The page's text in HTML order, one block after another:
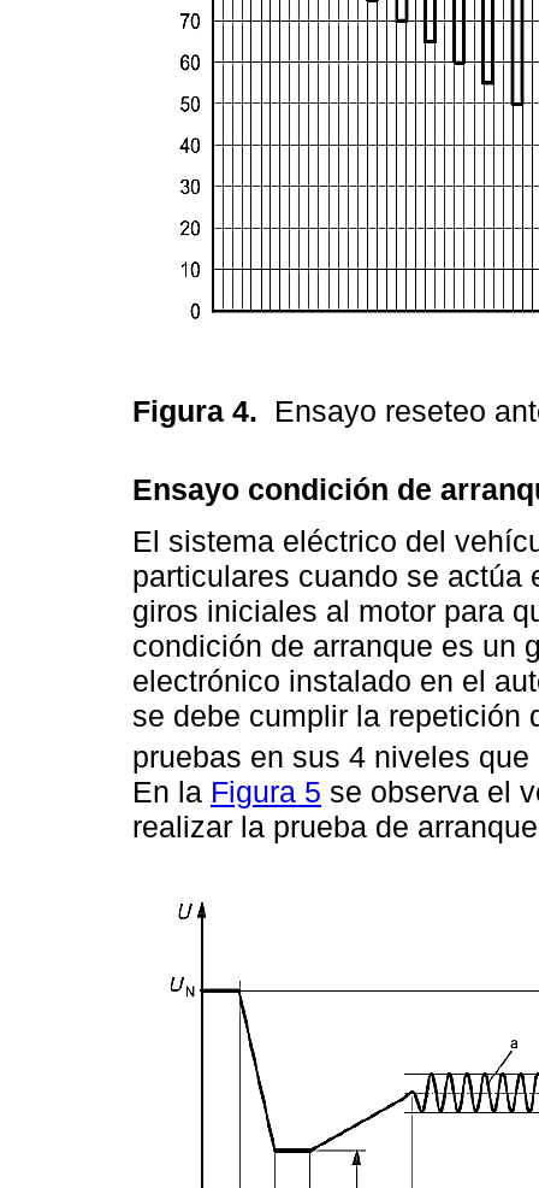
Figura 4. Ensayo reseteo
Ensayo condición de
El sistema eléctrico del
particulares cuando se actúa
giros iniciales al motor para
condición de arranque es un
electrónico instalado en el
se debe cumplir la repetición
pruebas en sus 4 niveles
En la Figura 5 se observa el
realizar la prueba de